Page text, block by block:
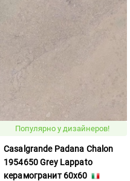
Популярно у дизайнеров!
Casalgrande Padana Chalon
1954650 Grey Lappato
керамогранит 60x60